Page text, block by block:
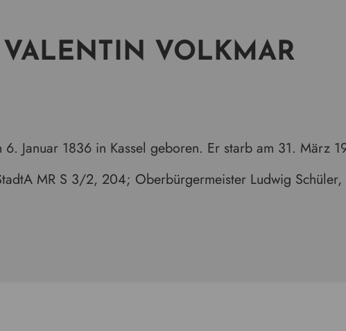
VALENTIN VOLKMAR
6. Januar 1836 in Kassel geboren. Er starb am 31. März
MR S 3/2, 204; Oberbürgermeister Ludwig Schüler,